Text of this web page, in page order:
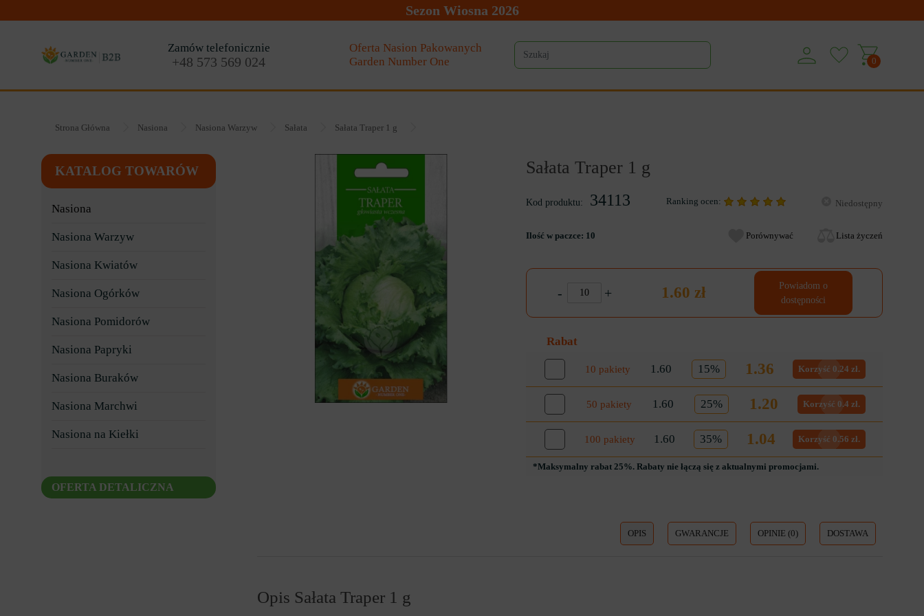
Sezon Wiosna 2026
Zamów telefonicznie
+48 573 569 024
Oferta Nasion Pakowanych
Garden Number One
0
Strona Główna Nasiona Nasiona Warzyw Sałata Sałata Traper 1 g
KATALOG TOWARÓW
Nasiona
Nasiona Warzyw
Nasiona Kwiatów
Nasiona Ogórków
Nasiona Pomidorów
Nasiona Papryki
Nasiona Buraków
Nasiona Marchwi
Nasiona na Kiełki
OFERTA DETALICZNA
Sałata Traper 1 g
Kod produktu: 34113 Ranking ocen: Niedostępny
Ilość w paczce: 10 Porównywać Lista życzeń
- + 1.60 zł
Powiadom o
dostępności
Rabat
10 pakiety 1.60 15% 1.36 Korzyść 0.24 zł.
50 pakiety 1.60 25% 1.20 Korzyść 0.4 zł.
100 pakiety 1.60 35% 1.04 Korzyść 0.56 zł.
*Maksymalny rabat 25%. Rabaty nie łączą się z aktualnymi promocjami.
OPIS GWARANCJE OPINIE (0) DOSTAWA
Opis Sałata Traper 1 g